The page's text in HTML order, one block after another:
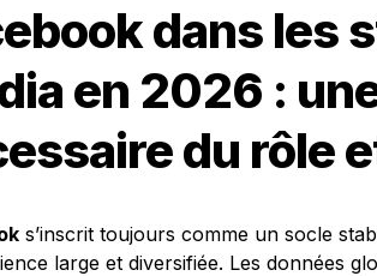
dans les
en 2026 :
du rôle
s’inscrit toujours comme un socle
large et diversifiée. Les données